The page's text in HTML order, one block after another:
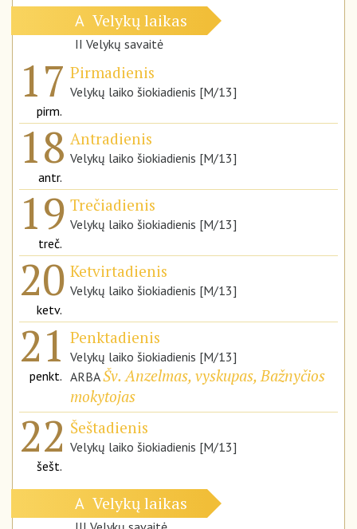
A Velykų laikas
II Velykų savaitė
17
pirm.
Pirmadienis
Velykų laiko šiokiadienis [M/13]
18
antr.
Antradienis
Velykų laiko šiokiadienis [M/13]
19
treč.
Trečiadienis
Velykų laiko šiokiadienis [M/13]
20
ketv.
Ketvirtadienis
Velykų laiko šiokiadienis [M/13]
21
penkt.
Penktadienis
Velykų laiko šiokiadienis [M/13]
ARBAŠv. Anzelmas, vyskupas, Bažnyčios
mokytojas
22
šešt.
Šeštadienis
Velykų laiko šiokiadienis [M/13]
A Velykų laikas